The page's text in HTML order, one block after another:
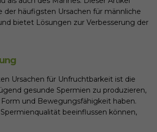
der häufigsten Ursachen für männliche
bietet Lösungen zur Verbesserung der
Ursachen für Unfruchtbarkeit ist die
gesunde Spermien zu produzieren,
und Bewegungsfähigkeit haben.
beeinflussen können,